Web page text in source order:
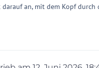
an, mit dem Kopf